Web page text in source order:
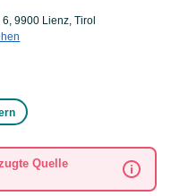
9900 Lienz, Tirol
Quelle